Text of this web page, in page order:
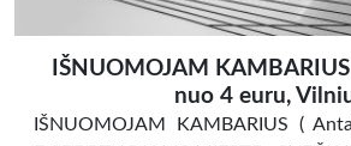
IŠNUOMOJAM
nuo 4 euru,
IŠNUOMOJAM KAMBARIUS (